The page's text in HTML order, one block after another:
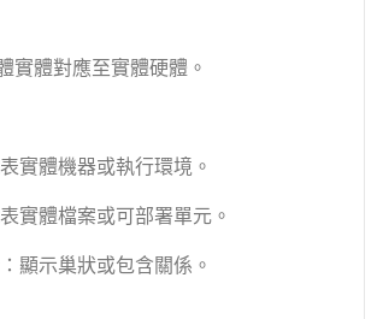
實體對應至實體硬體。
表實體機器或執行環境。
表實體檔案或可部署單元。
：顯示巢狀或包含關係。